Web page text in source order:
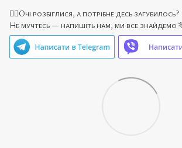
🙋‍♀️Очі розбіглися, а потрібне десь загубилось?
Не мучтесь — напишіть нам, ми все знайдемо